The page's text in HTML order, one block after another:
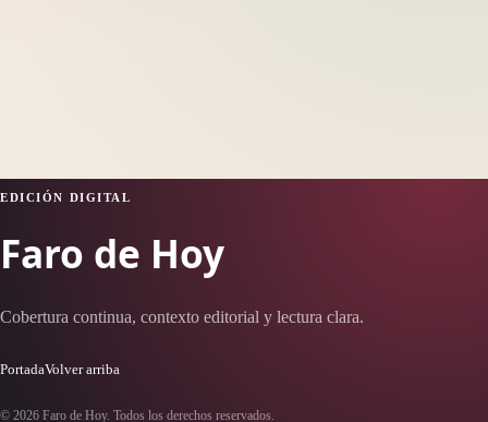
EDICIÓN DIGITAL
Faro de Hoy
Cobertura continua, contexto editorial y lectura clara.
PortadaVolver arriba
© 2026 Faro de Hoy. Todos los derechos reservados.